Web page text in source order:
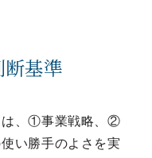
基準
は、①事業戦略、②
い勝手のよさを実